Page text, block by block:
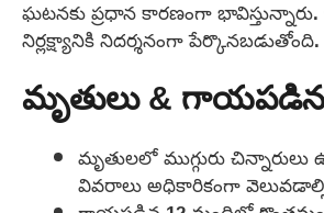
ఘటనకు ప్రధాన కారణంగా
నిర్లక్ష్యానికి నిదర్శనంగా పేర్కొనబడుతోంది.
మృతులు &
మృతులలో ముగ్గురు చిన్నారులు
వివరాలు అధికారికంగా